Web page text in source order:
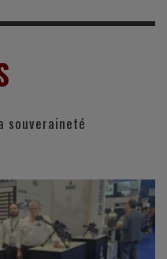
souveraineté